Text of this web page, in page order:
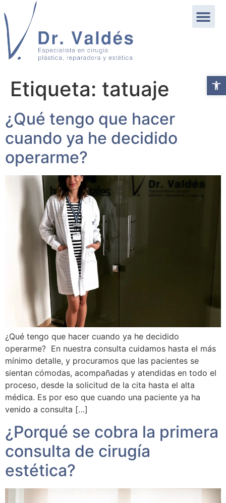
Etiqueta: tatuaje
¿Qué tengo que hacer
cuando ya he decidido
operarme?
¿Qué tengo que hacer cuando ya he decidido
operarme? En nuestra consulta cuidamos hasta el más
mínimo detalle, y procuramos que las pacientes se
sientan cómodas, acompañadas y atendidas en todo el
proceso, desde la solicitud de la cita hasta el alta
médica. Es por eso que cuando una paciente ya ha
venido a consulta […]
¿Porqué se cobra la primera
consulta de cirugía
estética?
Abrir